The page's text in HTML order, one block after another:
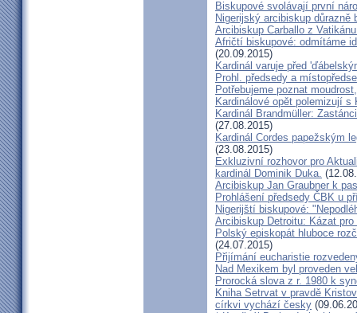
Biskupové svolávají první
Nigerijský arcibiskup důrazně
Arcibiskup Carballo z
Afričtí biskupové: odmítáme
(20.09.2015)
Kardinál varuje před
Prohl. předsedy a
Potřebujeme poznat
Kardinálové opět polemizují
Kardinál Brandmüller:
(27.08.2015)
Kardinál Cordes papežským
(23.08.2015)
Exkluzivní rozhovor pro
kardinál Dominik Duka.
Arcibiskup Jan Graubner k
Prohlášení předsedy ČBK u
Nigerijští biskupové:
Arcibiskup Detroitu: Kázat
Polský episkopát hluboce
(24.07.2015)
Přijímání eucharistie
Nad Mexikem byl proveden
Prorocká slova z r. 1980 k
Kniha Setrvat v pravdě
církvi vychází česky